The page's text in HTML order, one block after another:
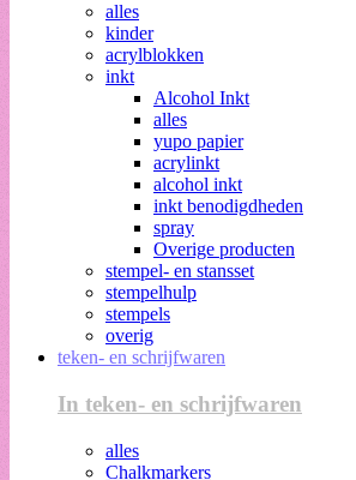
alles
kinder
acrylblokken
inkt
Alcohol Inkt
alles
yupo papier
acrylinkt
alcohol inkt
inkt benodigdheden
spray
Overige producten
stempel- en stansset
stempelhulp
stempels
overig
teken- en schrijfwaren
In teken- en schrijfwaren
alles
Chalkmarkers